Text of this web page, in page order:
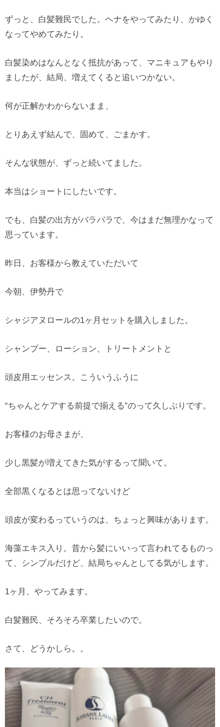
ずっと、白髪難民でした。ヘナをやってみたり、かゆく
なってやめてみたり。
白髪染めはなんとなく抵抗があって、マニキュアもやり
ましたが、結局、増えてくると追いつかない。
何が正解かわからないまま、
とりあえず結んで、固めて、ごまかす。
そんな状態が、ずっと続いてました。
本当はショートにしたいです。
でも、白髪の出方がバラバラで、今はまだ無理かなって
思っています。
昨日、お客様から教えていただいて
今朝、伊勢丹で
シャジアヌロールの1ヶ月セットを購入しました。
シャンプー、ローション、トリートメントと
頭皮用エッセンス。こういうふうに
“ちゃんとケアする前提で揃える”のって久しぶりです。
お客様のお母さまが、
少し黒髪が増えてきた気がするって聞いて。
全部黒くなるとは思ってないけど
頭皮が変わるっていうのは、ちょっと興味があります。
海藻エキス入り。昔から髪にいいって言われてるものっ
て、シンプルだけど、結局ちゃんとしてる気がします。
1ヶ月、やってみます。
白髪難民、そろそろ卒業したいので。
さて、どうかしら。。